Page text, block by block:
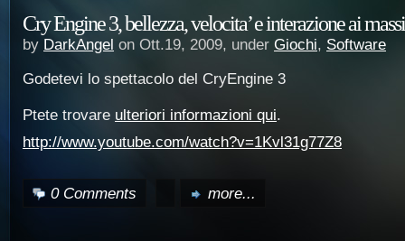
Cry Engine 3, bellezza, velocita’ e interazione ai
by DarkAngel on Ott.19, 2009, under Giochi, Software
Godetevi lo spettacolo del CryEngine 3
Ptete trovare ulteriori informazioni qui.
http://www.youtube.com/watch?v=1Kvl31g77Z8
0 Comments more...